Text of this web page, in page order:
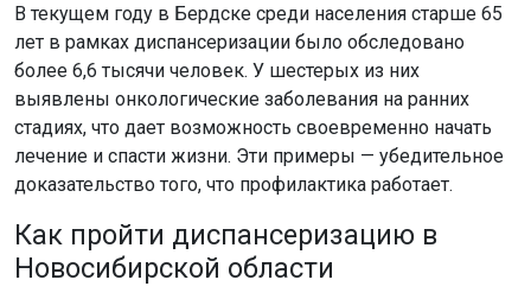
В текущем году в Бердске среди населения старше 65
лет в рамках диспансеризации было обследовано
более 6,6 тысячи человек. У шестерых из них
выявлены онкологические заболевания на ранних
стадиях, что дает возможность своевременно начать
лечение и спасти жизни. Эти примеры — убедительное
доказательство того, что профилактика работает.
Как пройти диспансеризацию в
Новосибирской области